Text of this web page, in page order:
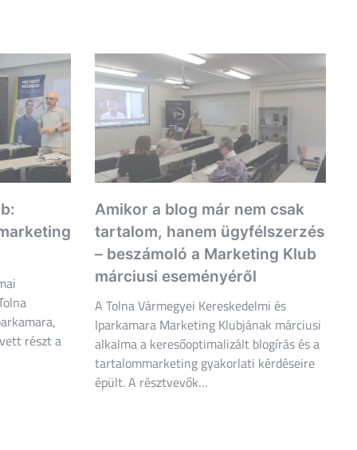
részt a
Amikor a blog már nem csak
tartalom, hanem ügyfélszerzés
– beszámoló a Marketing Klub
márciusi eseményéről
A Tolna Vármegyei Kereskedelmi és
Iparkamara Marketing Klubjának márciusi
alkalma a keresőoptimalizált blogírás és a
tartalommarketing gyakorlati kérdéseire
épült. A résztvevők…